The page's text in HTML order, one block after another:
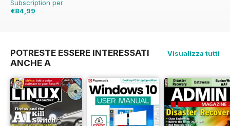
Subscription per
€84,99
POTRESTE ESSERE INTERESSATI
ANCHE A
Visualizza tutti